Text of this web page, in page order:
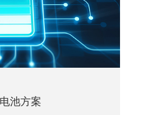
池方案